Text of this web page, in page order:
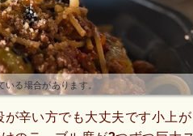
る場合があります。
辛い方でも大丈夫です小上が